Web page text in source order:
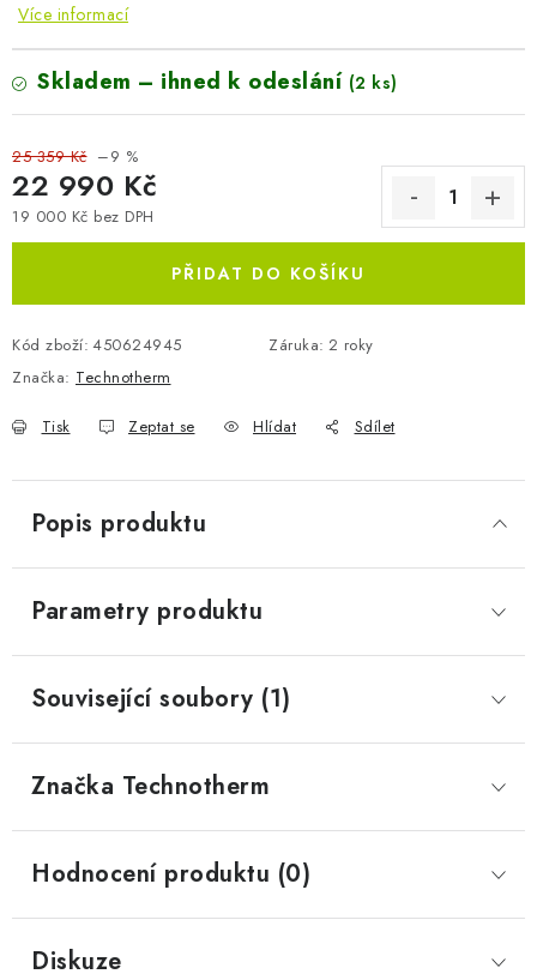
Více informací
Skladem – ihned k odeslání (2 ks)
25 359 Kč –9 %
22 990 Kč
19 000 Kč bez DPH
Měrná cena:
PŘIDAT DO KOŠÍKU
Kód zboží: 450624945 Záruka: 2 roky
Značka: Technotherm
Tisk Zeptat se Hlídat Sdílet
Popis produktu
Parametry produktu
Související soubory (1)
Značka Technotherm
Hodnocení produktu (0)
Diskuze